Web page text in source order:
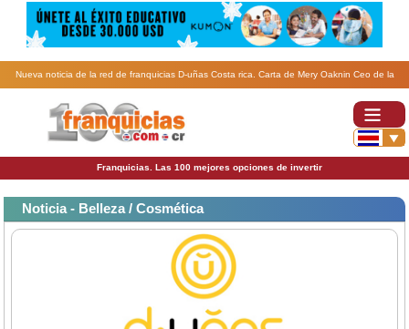
Nueva noticia de la red de franquicias D-uñas Costa rica. Carta de Mery Oaknin Ceo de la
franquicia D-uñas a sus asociados..
Franquicias. Las 100 mejores opciones de invertir
Noticia - Belleza / Cosmética